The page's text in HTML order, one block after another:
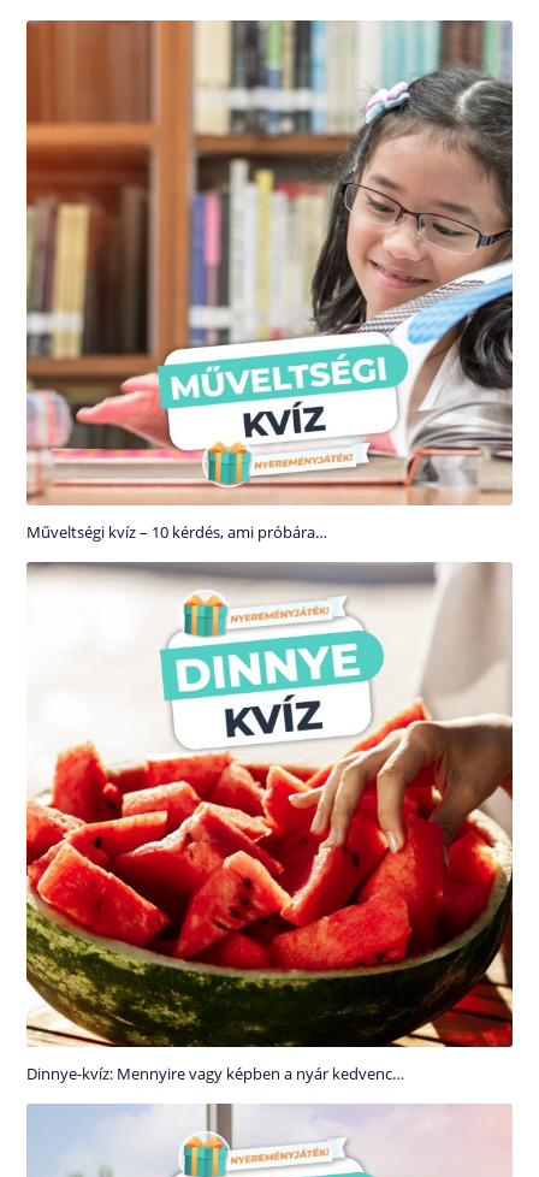
Műveltségi kvíz – 10 kérdés, ami próbára…
Dinnye-kvíz: Mennyire vagy képben a nyár kedvenc…